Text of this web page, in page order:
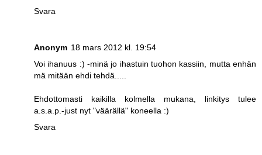
Svara
Anonym 18 mars 2012 kl. 19:54
Voi ihanuus :) -minä jo ihastuin tuohon kassiin, mutta enhän
mä mitään ehdi tehdä.....
Ehdottomasti kaikilla kolmella mukana, linkitys tulee
a.s.a.p.-just nyt "väärällä" koneella :)
Svara